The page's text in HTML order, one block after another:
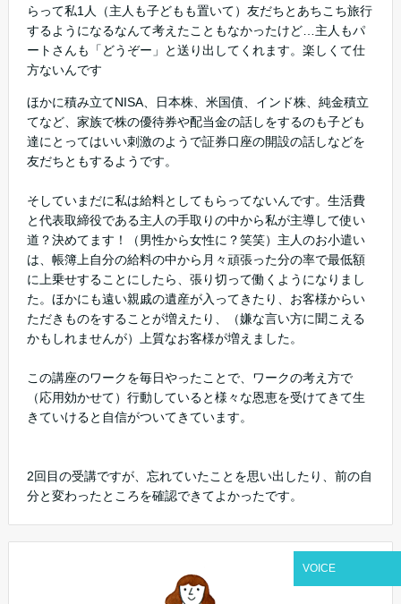
らって私1人（主人も子どもも置いて）友だちとあちこち旅行
するようになるなんて考えたこともなかったけど…主人もパ
ートさんも「どうぞー」と送り出してくれます。楽しくて仕
方ないんです
ほかに積み立てNISA、日本株、米国債、インド株、純金積立
てなど、家族で株の優待券や配当金の話しをするのも子ども
達にとってはいい刺激のようで証券口座の開設の話しなどを
友だちともするようです。
そしていまだに私は給料としてもらってないんです。生活費
と代表取締役である主人の手取りの中から私が主導して使い
道？決めてます！（男性から女性に？笑笑）主人のお小遣い
は、帳簿上自分の給料の中から月々頑張った分の率で最低額
に上乗せすることにしたら、張り切って働くようになりまし
た。ほかにも遠い親戚の遺産が入ってきたり、お客様からい
ただきものをすることが増えたり、（嫌な言い方に聞こえる
かもしれませんが）上質なお客様が増えました。
この講座のワークを毎日やったことで、ワークの考え方で
（応用効かせて）行動していると様々な恩恵を受けてきて生
きていけると自信がついてきています。
2回目の受講ですが、忘れていたことを思い出したり、前の自
分と変わったところを確認できてよかったです。
VOICE